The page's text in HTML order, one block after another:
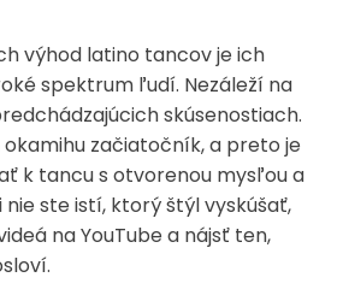
výhod latino tancov je ich
spektrum ľudí. Nezáleží na
skúsenostiach.
začiatočník, a preto je
k tancu s otvorenou mysľou a
nie ste istí, ktorý štýl vyskúšať,
na YouTube a nájsť ten,